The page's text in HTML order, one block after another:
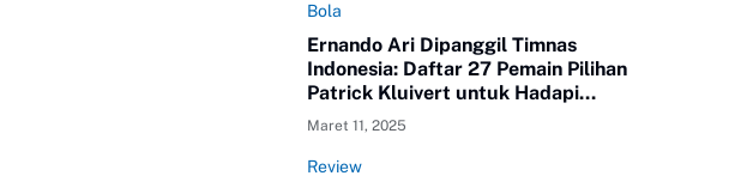
Bola
Ernando Ari Dipanggil Timnas
Indonesia: Daftar 27 Pemain Pilihan
Patrick Kluivert untuk Hadapi
Australia dan Bahrain
Maret 11, 2025
Review